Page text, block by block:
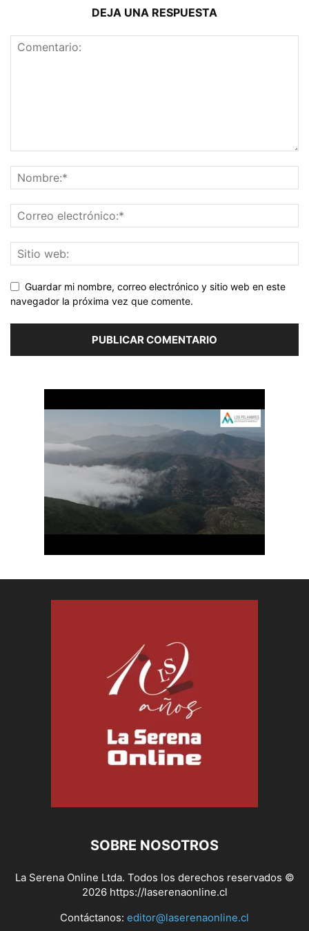
DEJA UNA RESPUESTA
Guardar mi nombre, correo electrónico y sitio web en este
navegador la próxima vez que comente.
SOBRE NOSOTROS
La Serena Online Ltda. Todos los derechos reservados ©
2026 https://laserenaonline.cl
Contáctanos: editor@laserenaonline.cl